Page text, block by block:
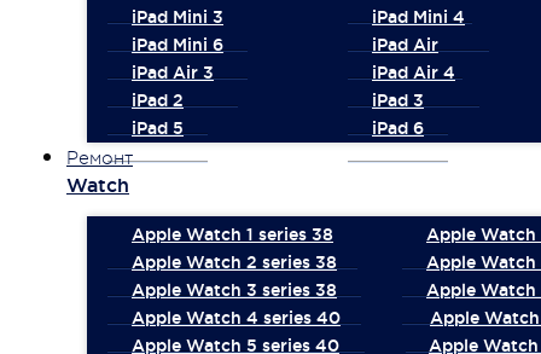
iPad Mini 3
iPad Mini 4
iPad Mini 6
iPad Air
iPad Air 3
iPad Air 4
iPad 2
iPad 3
iPad 5
iPad 6
Ремонт
Watch
Apple Watch 1 series 38
Apple Watch
Apple Watch 2 series 38
Apple Watch
Apple Watch 3 series 38
Apple Watch
Apple Watch 4 series 40
Apple
Apple Watch 5 series 40
Apple